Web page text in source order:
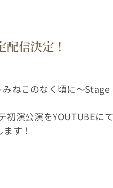
信決定！
ねこのなく頃に～Stage
初演公演をYOUTUBEにて
す！